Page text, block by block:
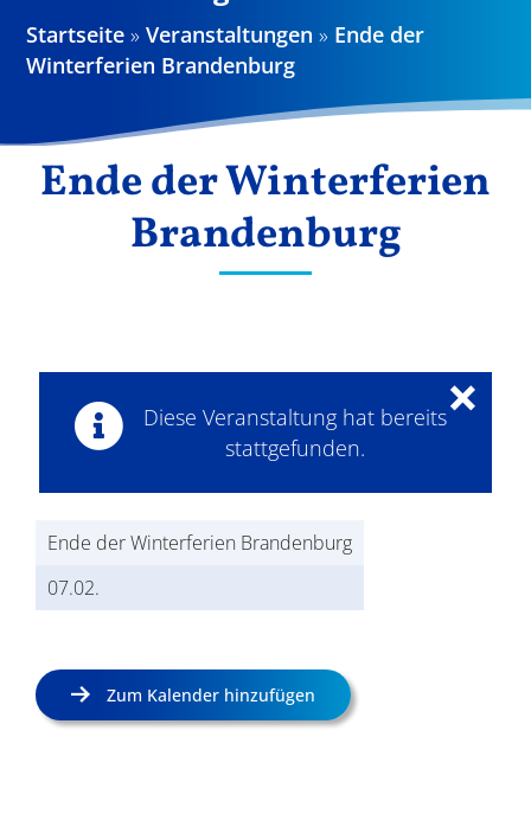
Projekte
Ergebnisse
Startseite »Veranstaltungen » Ende der
Winterferien Brandenburg
Ende der Winterferien
Brandenburg
Diese Veranstaltung hat bereits
stattgefunden.
×
Ende der Winterferien Brandenburg
07.02.
Zum Kalender hinzufügen